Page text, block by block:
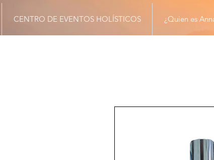
CENTRO DE EVENTOS HOLÍSTICOS ¿Quien es